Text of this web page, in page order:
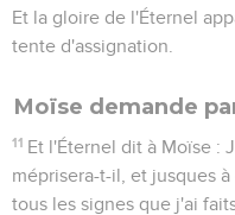
Et la gloire de l'Éternel
tente d'assignation.
Moïse demande
11 Et l'Éternel dit à Moïse :
méprisera-t-il, et jusques
tous les signes que j'ai